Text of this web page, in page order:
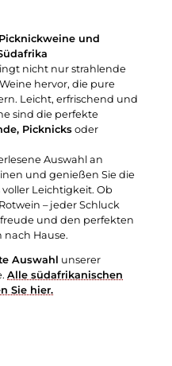
und
nicht nur strahlende
hervor, die pure
Leicht, erfrischend und
sind die perfekte
Picknicks oder
Auswahl an
und genießen Sie die
Leichtigkeit. Ob
– jeder Schluck
und den perfekten
nach Hause.
Auswahl unserer
Alle südafrikanischen
Sie hier.